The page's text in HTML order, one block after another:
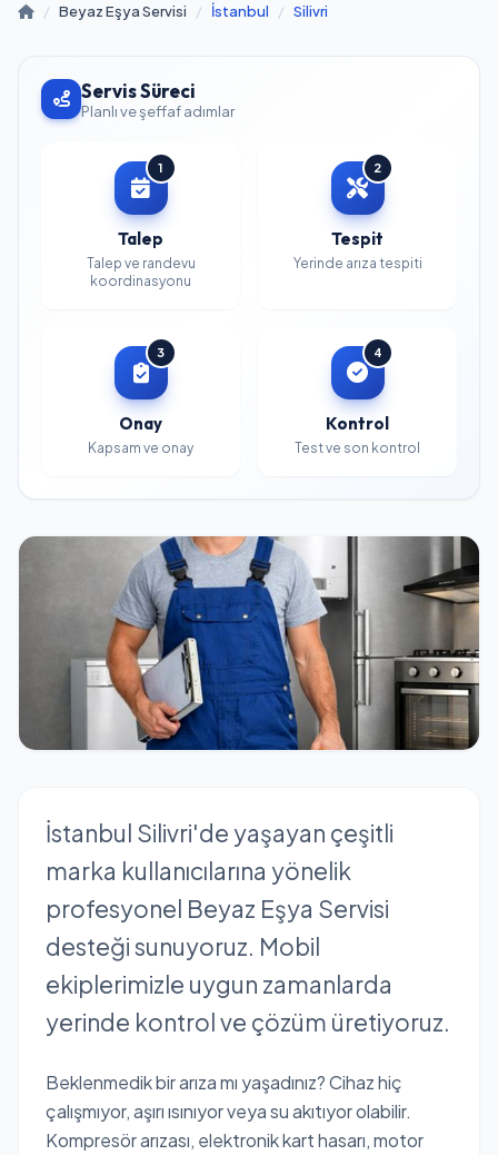
/ Beyaz Eşya Servisi / İstanbul / Silivri
Servis Süreci
Planlı ve şeffaf adımlar
1
Talep
Talep ve randevu
koordinasyonu
2
Tespit
Yerinde arıza tespiti
3
Onay
Kapsam ve onay
4
Kontrol
Test ve son kontrol
İstanbul Silivri'de yaşayan çeşitli
marka kullanıcılarına yönelik
profesyonel Beyaz Eşya Servisi
desteği sunuyoruz. Mobil
ekiplerimizle uygun zamanlarda
yerinde kontrol ve çözüm üretiyoruz.
Beklenmedik bir arıza mı yaşadınız? Cihaz hiç
çalışmıyor, aşırı ısınıyor veya su akıtıyor olabilir.
Kompresör arızası, elektronik kart hasarı, motor